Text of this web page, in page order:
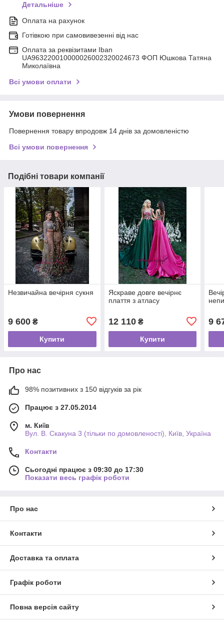
Детальніше
Оплата на рахунок
Готівкою при самовивезенні від нас
Оплата за реквізитами Iban
UA963220010000026002320024673 ФОП Юшкова Татяна
Миколаївна
Всі умови оплати
Умови повернення
Повернення товару впродовж 14 днів за домовленістю
Всі умови повернення
Подібні товари компанії
Незвичайна вечірня сукня
9 600 ₴
Купити
Яскраве довге вечірнє
плаття з атласу
12 110₴
Купити
9
Про нас
98% позитивних з 150 відгуків за рік
Працює з 27.05.2014
м. Київ
Вул. В. Скакуна 3 (тільки по домовленості), Київ, Україна
Контакти
Сьогодні працює з 09:30 до 17:30
Показати весь графік роботи
Про нас
Контакти
Доставка та оплата
Графік роботи
Повна версія сайту